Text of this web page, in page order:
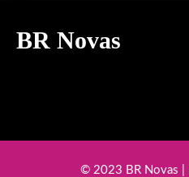
BR Novas
© 2023 BR Novas |